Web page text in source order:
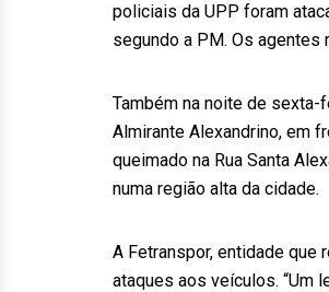
policiais da UPP foram
segundo a PM. Os agentes
Também na noite de sexta-
Almirante Alexandrino, em
queimado na Rua Santa
numa região alta da cidade.
A Fetranspor, entidade
ataques aos veículos. “Um